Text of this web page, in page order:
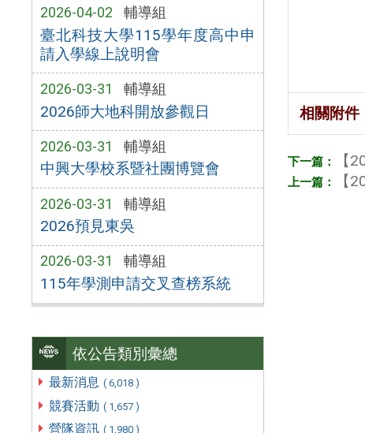
2026-04-02 輔導組
臺北科技大學115學年度高中申
請入學線上說明會
2026-03-31 輔導組
2026師大地科開放參觀日
2026-03-31 輔導組
中興大學校系暨社團博覽會
2026-03-31 輔導組
2026預見東吳
2026-03-31 輔導組
115年學測申請交叉查榜系統
依公告類別彙總
最新消息 ( 6,018 )
競賽活動 ( 1,657 )
營隊資訊 ( 1,980 )
相關附件
【
【